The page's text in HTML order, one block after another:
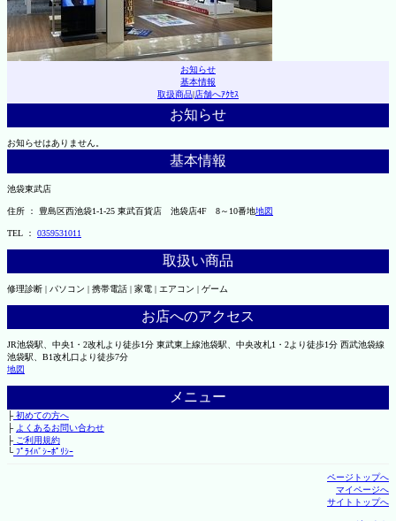
お知らせ
基本情報
取扱商品|店舗へｱｸｾｽ
お知らせ
お知らせはありません。
基本情報
池袋東武店
住所 ： 豊島区西池袋1-1-25 東武百貨店 池袋店4F 8～10番地地図
TEL ： 0359531011
取扱い商品
修理診断 | パソコン | 携帯電話 | 家電 | エアコン | ゲーム
お店へのアクセス
JR池袋駅、中央1・2改札より徒歩1分 東武東上線池袋駅、中央改札1・2より徒歩1分 西武池袋線
池袋駅、B1改札口より徒歩7分
地図
メニュー
├初めての方へ
├ よくあるお問い合わせ
├ご利用規約
└ﾌﾟﾗｲﾊﾞｼｰﾎﾟﾘｼｰ
ページトップへ
マイページへ
サイトトップへ